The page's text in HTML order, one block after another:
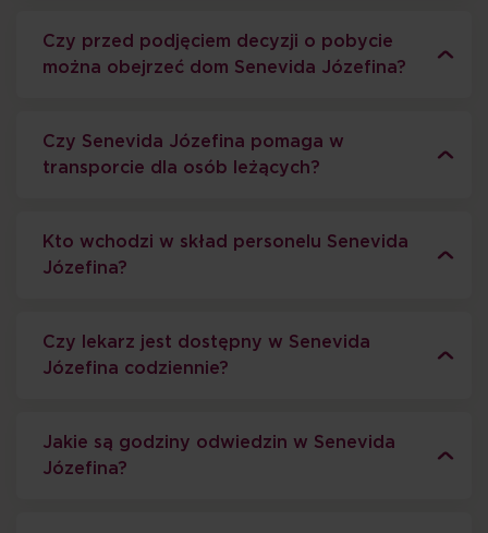
Czy przed podjęciem decyzji o pobycie
można obejrzeć dom Senevida Józefina?
Czy Senevida Józefina pomaga w
transporcie dla osób leżących?
Kto wchodzi w skład personelu Senevida
Józefina?
Czy lekarz jest dostępny w Senevida
Józefina codziennie?
Jakie są godziny odwiedzin w Senevida
Józefina?